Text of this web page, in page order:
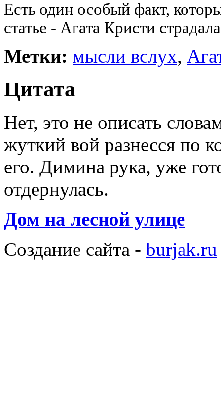
Есть один особый факт,
статье - Агата Кристи
Метки: мысли вслух,
Цитата
Нет, это не описать
жуткий вой разнесся по
его. Димина рука, уже
отдернулась.
Дом на лесной улице
Создание сайта - burjak.ru